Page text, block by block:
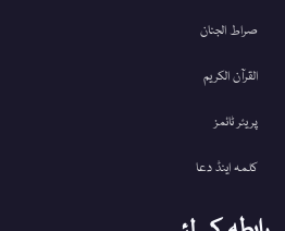
صراط الجنان
القرآن الکریم
پریئر ٹائمز
کلمہ اینڈ دعا